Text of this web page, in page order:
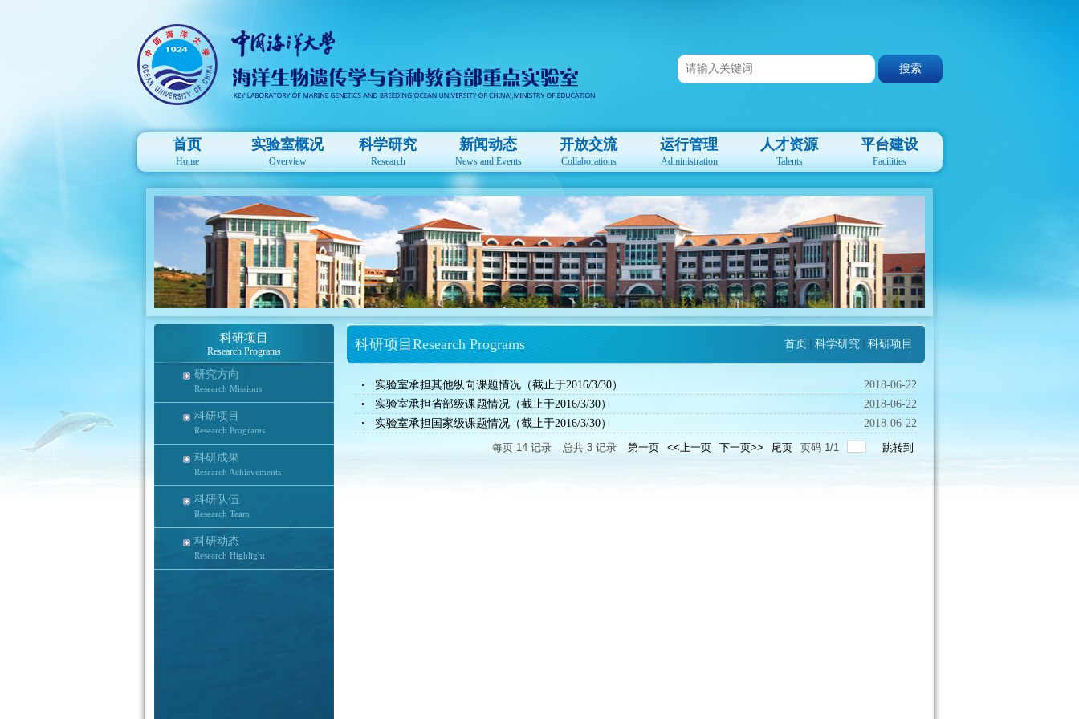
首页
Home
实验室概况
Overview
科学研究
Research
新闻动态
News and Events
开放交流
Collaborations
运行管理
Administration
人才资源
Talents
平台建设
Facilities
科研项目
Research Programs
研究方向
Research Missions
科研项目
Research Programs
科研成果
Research Achievements
科研队伍
Research Team
科研动态
Research Highlight
科研项目Research Programs 首页 科学研究 科研项目
实验室承担其他纵向课题情况（截止于2016/3/30）
2018-06-22
实验室承担省部级课题情况（截止于2016/3/30）
2018-06-22
实验室承担国家级课题情况（截止于2016/3/30）
2018-06-22
每页 14 记录 总共 3 记录 第一页 <<上一页 下一页>> 尾页 页码 1/1 跳转到